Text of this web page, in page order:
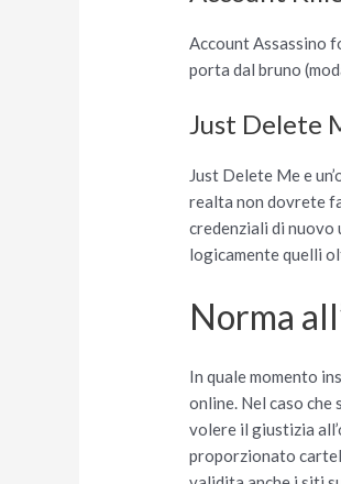
Account Assassino
porta dal bruno
Just Delete
Just Delete Me e
realta non dovrete
credenziali di nuovo
logicamente quelli
Norma
In quale momento
online. Nel caso
volere il giustizia
proporzionato